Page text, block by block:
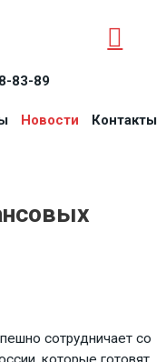
83-89
Новости Контакты
сотрудничает со